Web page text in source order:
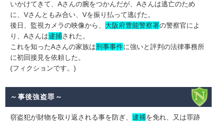
いかけてきて、Aさんの腕をつかんだが、Aさんは逃亡のため
に、Vさんともみ合い、Vを振り払って逃げた。
後日、監視カメラの映像から、 大阪府豊能警察署の警察官によ
り、Aさんは逮捕された。
これを知ったAさんの家族は刑事事件に強いと評判の法律事務所
に初回接見を依頼した。
(フィクションです。)
～事後強盗罪～
窃盗犯が財物を取り返される事を防ぎ、逮捕を免れ、又は罪跡